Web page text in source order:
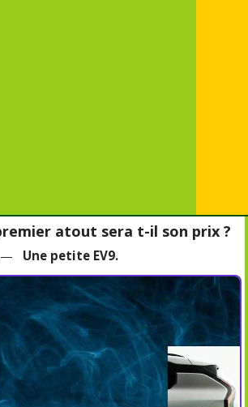
atout sera t-il son prix ?
— Une petite EV9.